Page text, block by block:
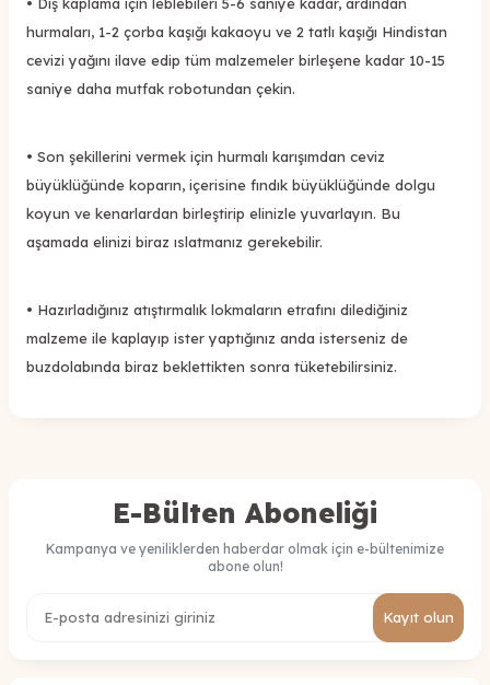
hurmaları, 1-2 çorba kaşığı kakaoyu ve 2 tatlı kaşığı Hindistan
cevizi yağını ilave edip tüm malzemeler birleşene kadar 10-15
saniye daha mutfak robotundan çekin.
• Son şekillerini vermek için hurmalı karışımdan ceviz
büyüklüğünde koparın, içerisine fındık büyüklüğünde dolgu
koyun ve kenarlardan birleştirip elinizle yuvarlayın. Bu
aşamada elinizi biraz ıslatmanız gerekebilir.
• Hazırladığınız atıştırmalık lokmaların etrafını dilediğiniz
malzeme ile kaplayıp ister yaptığınız anda isterseniz de
buzdolabında biraz beklettikten sonra tüketebilirsiniz.
E-Bülten Aboneliği
Kampanya ve yeniliklerden haberdar olmak için e-bültenimize
abone olun!
Kayıt olun